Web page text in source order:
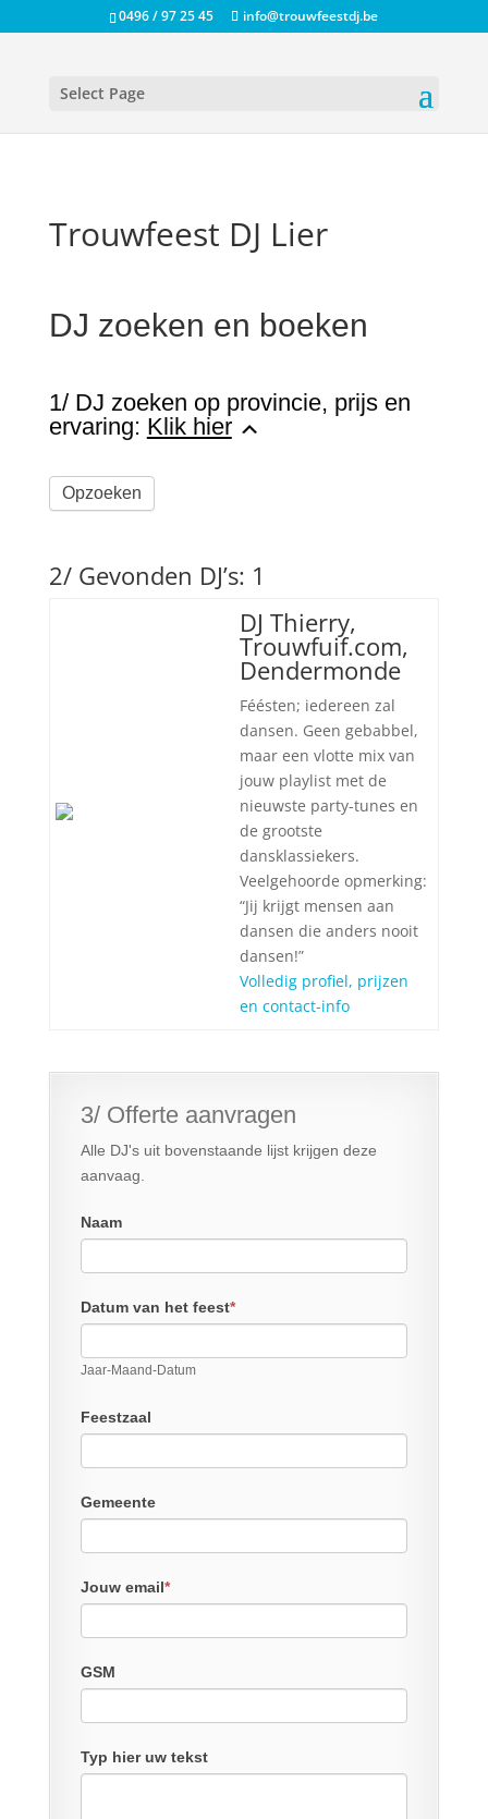
0496 / 97 25 45 info@trouwfeestdj.be
Select Page
Trouwfeest DJ Lier
DJ zoeken en boeken
1/ DJ zoeken op provincie, prijs en
ervaring: Klik hier
Opzoeken
2/ Gevonden DJ’s: 1
DJ Thierry,
Trouwfuif.com,
Dendermonde
Féésten; iedereen zal
dansen. Geen gebabbel,
maar een vlotte mix van
jouw playlist met de
nieuwste party-tunes en
de grootste
dansklassiekers.
Veelgehoorde opmerking:
“Jij krijgt mensen aan
dansen die anders nooit
dansen!”
Volledig profiel, prijzen
en contact-info
3/ Offerte aanvragen
Alle DJ's uit bovenstaande lijst krijgen deze
aanvaag.
Naam
Datum van het feest*
Jaar-Maand-Datum
Feestzaal
Gemeente
Jouw email*
GSM
Typ hier uw tekst